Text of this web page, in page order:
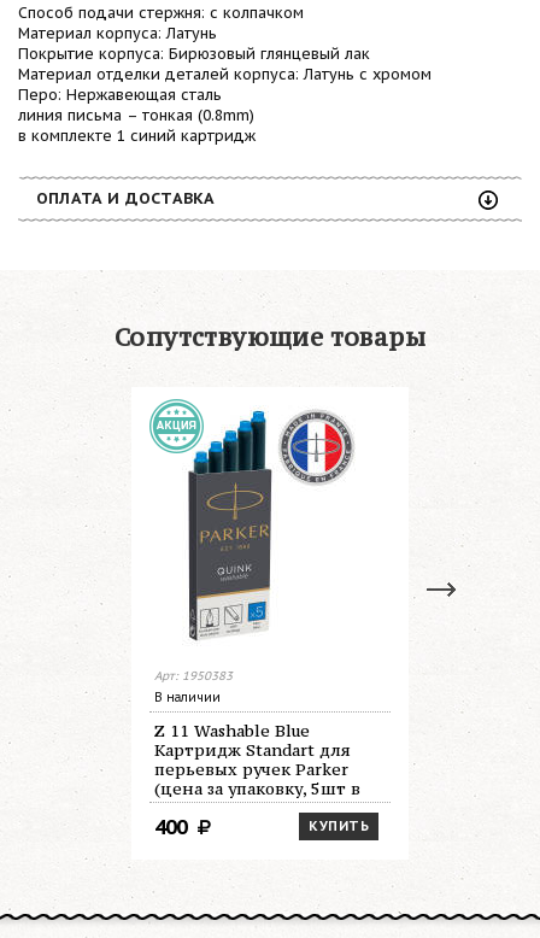
Способ подачи стержня: с колпачком
Материал корпуса: Латунь
Покрытие корпуса: Бирюзовый глянцевый лак
Материал отделки деталей корпуса: Латунь с хромом
Перо: Нержавеющая сталь
линия письма – тонкая (0.8mm)
в комплекте 1 синий картридж
ОПЛАТА И ДОСТАВКА
Сопутствующие товары
Арт: 1950383
В наличии
Z 11 Washable Blue
Картридж Standart для
перьевых ручек Parker
(цена за упаковку, 5шт в
упаковке)
КУПИТЬ
400
В наличии
Z 11